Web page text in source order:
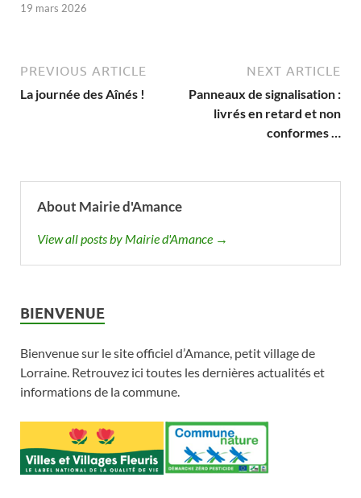
19 mars 2026
PREVIOUS ARTICLE
La journée des Aînés !
NEXT ARTICLE
Panneaux de signalisation :
livrés en retard et non
conformes …
About Mairie d'Amance
View all posts by Mairie d'Amance →
BIENVENUE
Bienvenue sur le site officiel d’Amance, petit village de
Lorraine. Retrouvez ici toutes les dernières actualités et
informations de la commune.